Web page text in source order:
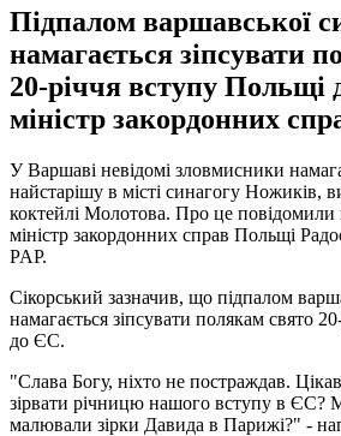
Підпалом варшавської
намагається зіпсувати
20-річчя вступу Польщі
міністр закордонних
У Варшаві невідомі зловмисники
найстарішу в місті синагогу Ножиків,
коктейлі Молотова. Про це повідомили
міністр закордонних справ Польщі
PAP.
Сікорський зазначив, що підпалом
намагається зіпсувати полякам свято
до ЄС.
"Слава Богу, ніхто не постраждав.
зірвати річницю нашого вступу в ЄС?
малювали зірки Давида в Парижі?" -